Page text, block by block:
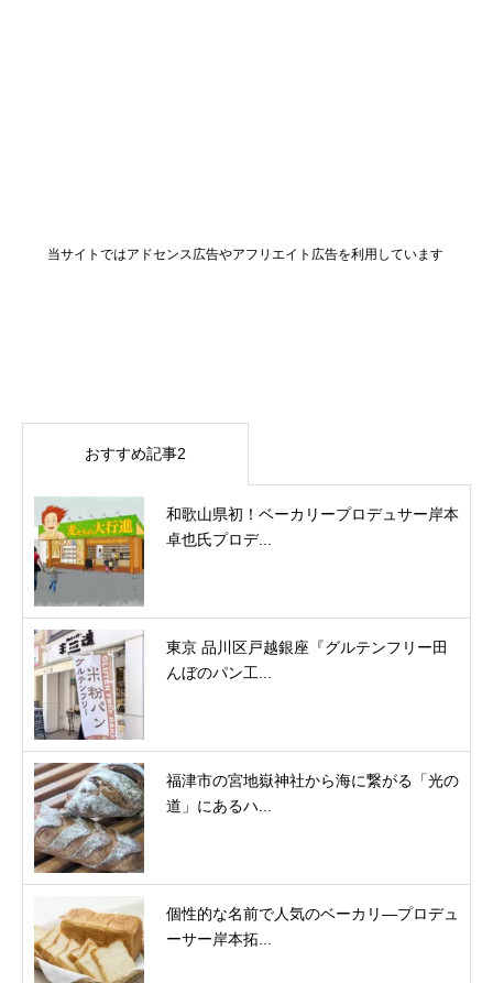
当サイトではアドセンス広告やアフリエイト広告を利用しています
おすすめ記事2
和歌山県初！ベーカリープロデュサー岸本
卓也氏プロデ...
東京 品川区戸越銀座『グルテンフリー田
んぼのパン工...
福津市の宮地嶽神社から海に繋がる「光の
道」にあるハ...
個性的な名前で人気のベーカリ―プロデュ
ーサー岸本拓...